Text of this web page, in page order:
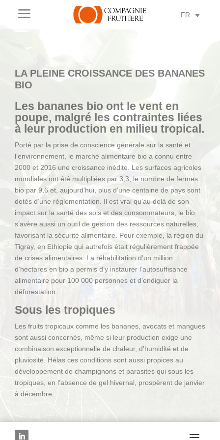
a FR
LA PLEINE CROISSANCE DES BANANES
BIO
Les bananes bio ont le vent en
poupe, malgré les contraintes liées
à leur production en milieu tropical.
Porté par la prise de conscience générale sur la santé et
l’environnement, le marché alimentaire bio a connu entre
2000 et 2016 une croissance inédite. Les surfaces agricoles
mondiales ont été multipliées par 3,3, le nombre de fermes
bio par 9,6 et, aujourd’hui, plus d’une centaine de pays sont
dotés d’une règlementation. Il est vrai qu’au delà de son
impact sur la santé des sols et des consommateurs, le bio
s’avère aussi un outil de gestion des ressources naturelles,
favorisant la sécurité alimentaire. Pour exemple, la région du
Tigray, en Ethiopie qui autrefois était régulièrement frappée
de crises alimentaires. La réhabilitation d’un million
d’hectares en bio a permis d’y instaurer l’autosuffisance
alimentaire pour 100 000 personnes et d’endiguer la
déforestation.
Sous les tropiques
Les fruits tropicaux comme les bananes, avocats et mangues
sont aussi concernés, même si leur production exige une
combinaison exceptionnelle de chaleur, d’humidité et de
pluviosité. Hélas ces conditions sont aussi propices au
développement de champignons et parasites qui sous les
tropiques, en l’absence de gel hivernal, prospèrent de janvier
à décembre.
des sols et, pour les bananes, à l’effeuillage et aux gaines de
protection, permettent de protéger les fruits des attaques